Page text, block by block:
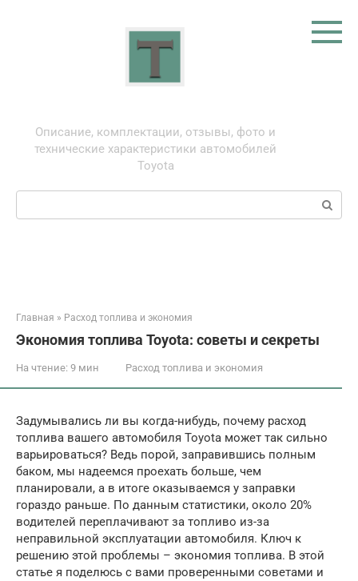
Описание, комплектации, отзывы, фото и
технические характеристики автомобилей
Toyota
Поиск:
Главная » Расход топлива и экономия
Экономия топлива Toyota: советы и секреты
На чтение: 9 мин Расход топлива и экономия
Задумывались ли вы когда-нибудь, почему расход
топлива вашего автомобиля Toyota может так сильно
варьироваться? Ведь порой, заправившись полным
баком, мы надеемся проехать больше, чем
планировали, а в итоге оказываемся у заправки
гораздо раньше. По данным статистики, около 20%
водителей переплачивают за топливо из-за
неправильной эксплуатации автомобиля. Ключ к
решению этой проблемы – экономия топлива. В этой
статье я поделюсь с вами проверенными советами и